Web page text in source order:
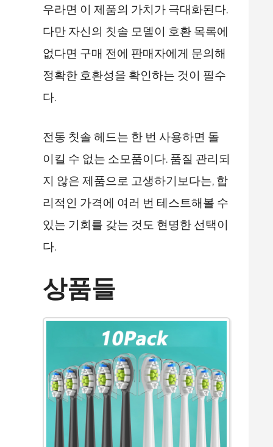
우라면 이 제품의 가치가 극대화된다.
다만 자신의 칫솔 모델이 호환 목록에
없다면 구매 전에 판매자에게 문의해
정확한 호환성을 확인하는 것이 필수
다.
전동 칫솔 헤드는 한 번 사용하면 돌
이킬 수 없는 소모품이다. 품질 관리되
지 않은 제품으로 고생하기보다는, 합
리적인 가격에 여러 번 테스트해볼 수
있는 기회를 갖는 것도 현명한 선택이
다.
상품들